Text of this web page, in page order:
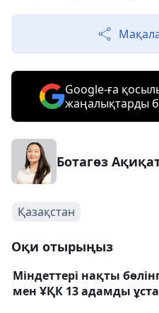
Google-ға
жаңалықтарды
Ботагөз
Қазақстан
Оқи отырыңыз
Міндеттері нақты
мен ҰҚК 13 адамды